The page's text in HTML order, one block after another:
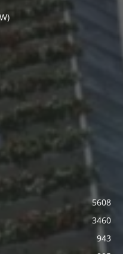
5608
3460
943